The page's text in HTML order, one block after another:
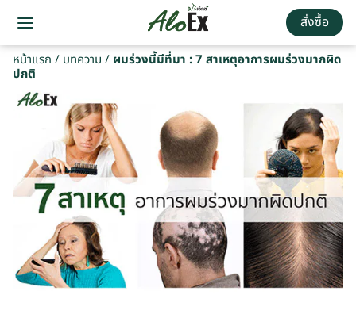
สั่งซื้อ
หน้าแรก / บทความ / ผมร่วงนี้มีที่มา : 7 สาเหตุอาการผมร่วงมากผิด
ปกติ